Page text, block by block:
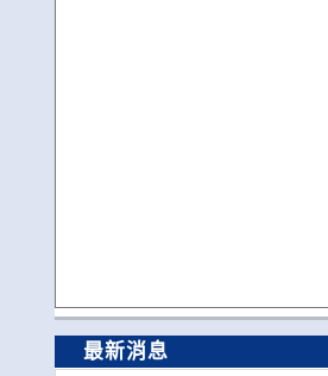
最新消息